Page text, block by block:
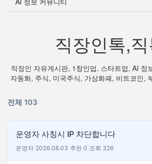
직장인톡,
직장인 자유게시판, 1창인업, 스타트업, AI 정
자동화, 주식, 미국주식, 가상화폐, 비트코인,
전체 103
운영자 사칭시 IP 차단합니다
운영자 2026.08.03 추천 0 조회 326